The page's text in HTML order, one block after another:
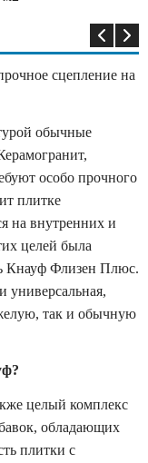
сцепление на
обычные
особо прочного
плитке
на внутренних и
целей была
Кнауф Флизен Плюс.
универсальная,
так и обычную
целый комплекс
обладающих
плитки с